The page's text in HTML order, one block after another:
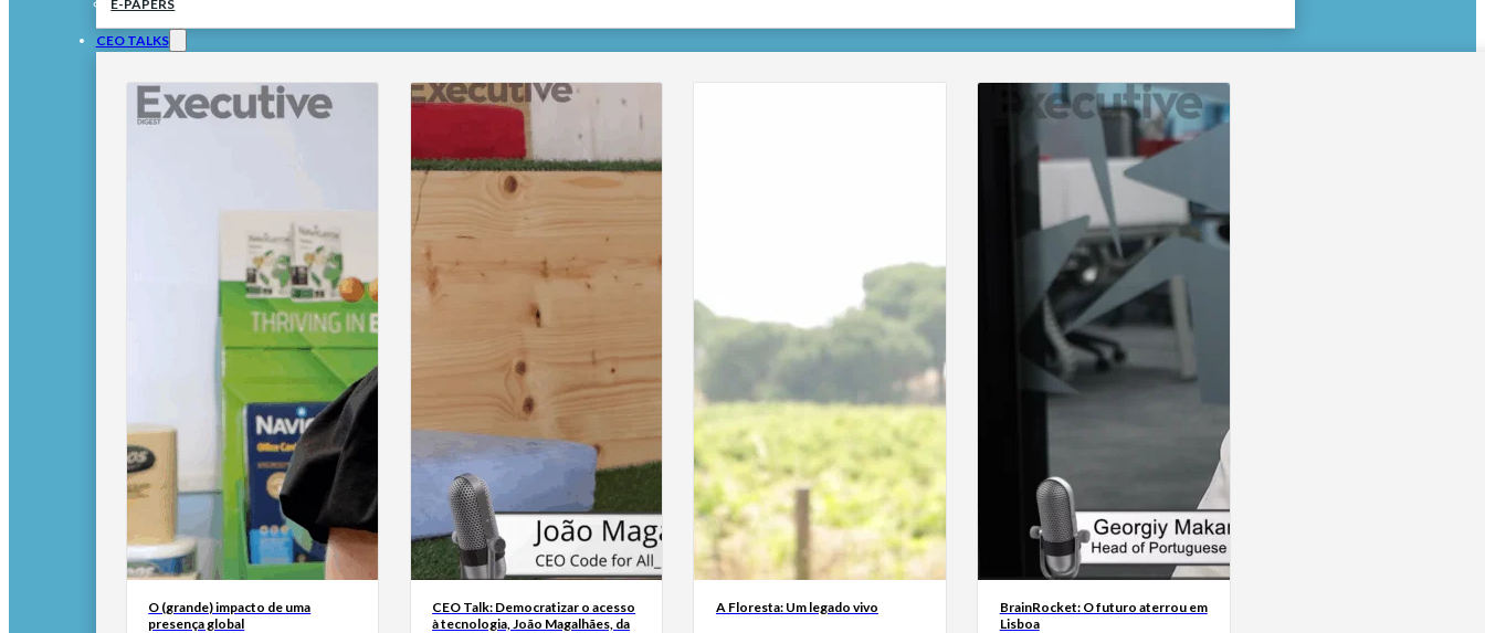
E-PAPERS
CEO TALKS
O (grande) impacto de uma
presença global
CEO Talk: Democratizar o acesso
à tecnologia, João Magalhães, da
A Floresta: Um legado vivo
BrainRocket: O futuro aterrou em
Lisboa